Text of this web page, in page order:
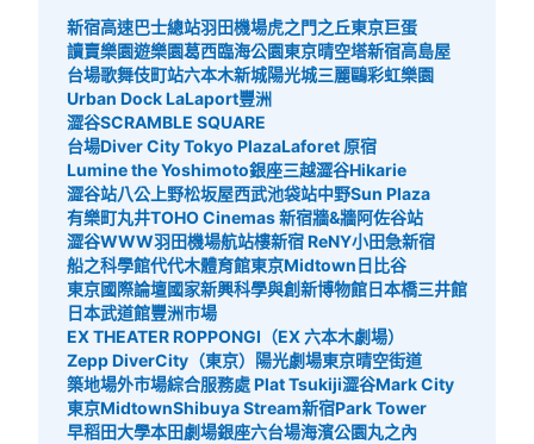
新宿高速巴士總站羽田機場虎之門之丘東京巨蛋
讀賣樂園遊樂園葛西臨海公園東京晴空塔新宿高島屋
台場歌舞伎町站六本木新城陽光城三麗鷗彩虹樂園
Urban Dock LaLaport豐洲
澀谷SCRAMBLE SQUARE
台場Diver City Tokyo PlazaLaforet 原宿
Lumine the Yoshimoto銀座三越澀谷Hikarie
澀谷站八公上野松坂屋西武池袋站中野Sun Plaza
有樂町丸井TOHO Cinemas 新宿牆&牆阿佐谷站
澀谷WWW羽田機場航站樓新宿 ReNY小田急新宿
船之科學館代代木體育館東京Midtown日比谷
東京國際論壇國家新興科學與創新博物館日本橋三井館
日本武道館豐洲市場
EX THEATER ROPPONGI（EX 六本木劇場）
Zepp DiverCity（東京）
陽光劇場東京晴空街道
築地場外市場綜合服務處 Plat Tsukiji澀谷Mark City
東京MidtownShibuya Stream新宿Park Tower
早稻田大學本田劇場銀座六台場海濱公園丸之內